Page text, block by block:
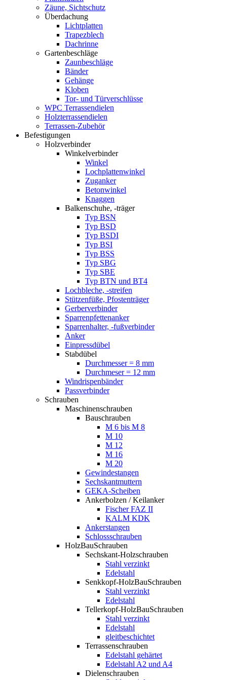
Zäune, Sichtschutz
Überdachung
Lichtplatten
Trapezblech
Dachrinne
Gartenbeschläge
Zaunbeschläge
Bänder
Gehänge
Kloben
Tor- und Türverschlüsse
WPC Terrassendielen
Holzterrassendielen
Terrassen-Zubehör
Befestigungen
Holzverbinder
Winkelverbinder
Winkel
Lochplattenwinkel
Zuganker
Betonwinkel
Knaggen
Balkenschuhe, -träger
Typ BSN
Typ BSD
Typ BSDI
Typ BSI
Typ BSS
Typ SBG
Typ SBE
Typ BTN und BT4
Lochbleche, -streifen
Stützenfüße, Pfostenträger
Gerberverbinder
Sparrenpfettenanker
Sparrenhalter, -fußverbinder
Anker
Einpressdübel
Stabdübel
Durchmesser = 8 mm
Durchmeser = 12 mm
Windrispenbänder
Passverbinder
Schrauben
Maschinenschrauben
Bauschrauben
M 6 bis M 8
M 10
M 12
M 16
M 20
Gewindestangen
Sechskantmuttern
GEKA-Scheiben
Ankerbolzen / Keilanker
Fischer FAZ II
KALM KDK
Ankerstangen
Schlossschrauben
HolzBauSchrauben
Sechskant-Holzschrauben
Stahl verzinkt
Edelstahl
Senkkopf-HolzBauSchrauben
Stahl verzinkt
Edelstahl
Tellerkopf-HolzBauSchrauben
Stahl verzinkt
Edelstahl
gleitbeschichtet
Terrassenschrauben
Edelstahl gehärtet
Edelstahl A2 und A4
Dielenschrauben